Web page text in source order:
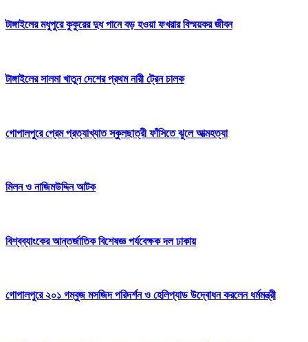
টাঙ্গাইলের মধুপুরে কুকুরের দুধ পানে বড় হওয়া ফখরার বিস্ময়কর জীবন
টাঙ্গাইলের সালমা খাতুন দেশের প্রথম নারী ট্রেন চালক
গোপালপুরে প্রেম প্রত্যাখ্যাত স্কুলছাত্রী ফাঁসিতে ঝুলে আত্মহত্যা
মিলন ও নাজিমউদ্দিন আটক
বিশ্বব্যাংকের আন্তর্জাতিক বিশেষজ্ঞ পর্যবেক্ষক দল ঢাকায়
গোপালপুরে ২০১ গম্বুজ মসজিদ পরিদর্শন ও হেলিপ্যাড উদ্বোধন করলেন ধর্মমন্ত্রী